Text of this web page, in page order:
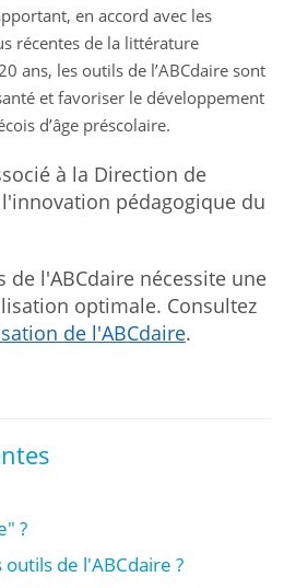
en accord avec les
récentes de la littérature
ans, les outils de l’ABCdaire sont
et favoriser le développement
d’âge préscolaire.
à la Direction de
pédagogique du
l'ABCdaire nécessite une
optimale. Consultez
de l'ABCdaire.
?
de l'ABCdaire ?